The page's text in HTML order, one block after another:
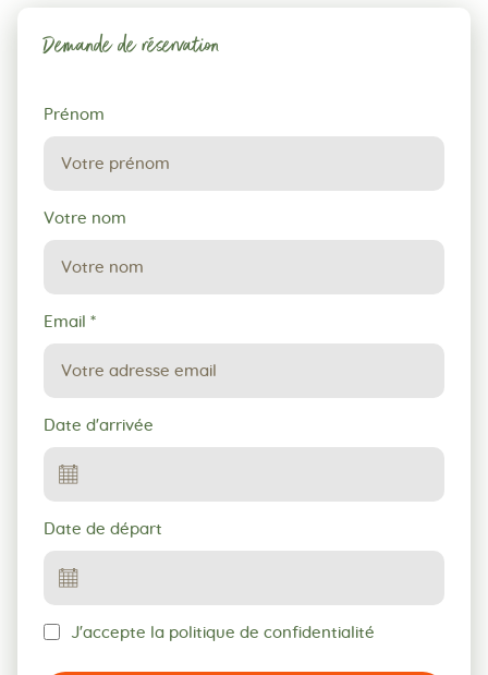
Demande de réservation
Demande
de
réservation
Prénom
Votre nom
Email *
Date d'arrivée
Date de départ
J'accepte la politique de confidentialité